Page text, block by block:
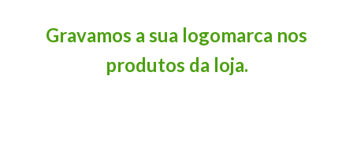
Gravamos a sua logomarca nos
produtos da loja.